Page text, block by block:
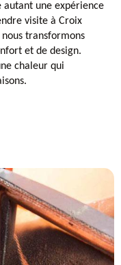
une expérience
visite à Croix
transformons
et de design.
chaleur qui